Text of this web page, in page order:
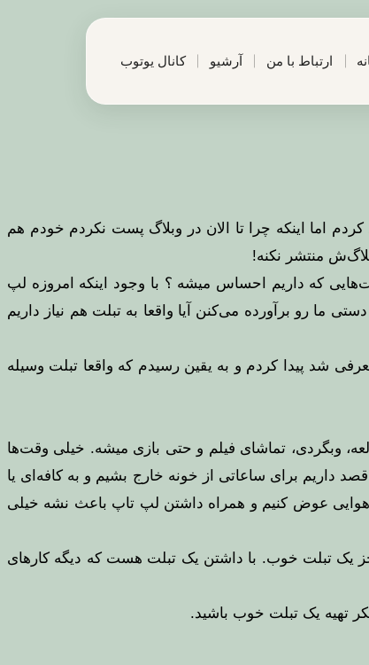
ارتباط با من آرشیو کانال یوتوب
اما اینکه چرا تا الان در وبلاگ پست نکردم خودم هم
منتشر نکنه!
که داریم احساس میشه ؟ با وجود اینکه امروزه لپ
ما رو برآورده می‌کنن آیا واقعا به تبلت هم نیاز داریم
بود که من وقتی آی پد ۱ در سال ۲۰۱۰ معرفی شد از خودم پرسیدم. اما جواب این سوال رو یک سال بعد وقتی آی‌پد ۲ معرفی شد پیدا کردم و به یقین رسیدم که واقعا تبلت وسیله
وبگردی، تماشای فیلم و حتی بازی میشه. خیلی وقت‌ها
داریم برای ساعاتی از خونه خارج بشیم و به کافه‌ای یا
هوایی عوض کنیم و همراه داشتن لپ تاپ باعث نشه خیلی
جز یک تبلت خوب. با داشتن یک تبلت هست که دیگه کارهای
تهیه یک تبلت خوب باشید.